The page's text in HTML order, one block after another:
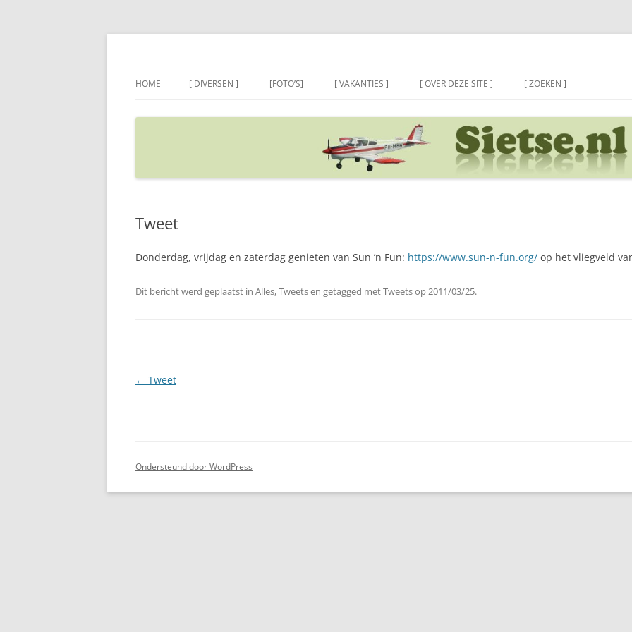
Ga
HOME [ DIVERSEN ] [FOTO’S] [ VAKANTIES ] [ OVER DEZE SITE ] [ ZOEKEN ]
Tweet
Donderdag, vrijdag en zaterdag genieten van Sun ’n Fun: https://www.sun-n-fun.org/ op het vliegveld
Dit bericht werd geplaatst in Alles,Tweetsen getagged metTweetsop2011/03/25.
Berichtnavigatie
← Tweet
Ondersteund door WordPress